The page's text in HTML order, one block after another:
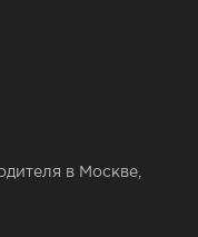
в Москве,